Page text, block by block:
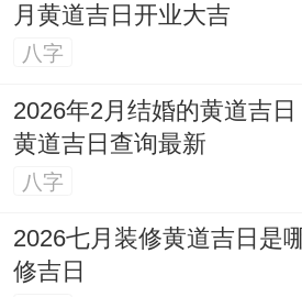
月黄道吉日开业大吉
八字
2026年2月结婚的黄道吉
黄道吉日查询最新
八字
2026七月装修黄道吉日是
修吉日